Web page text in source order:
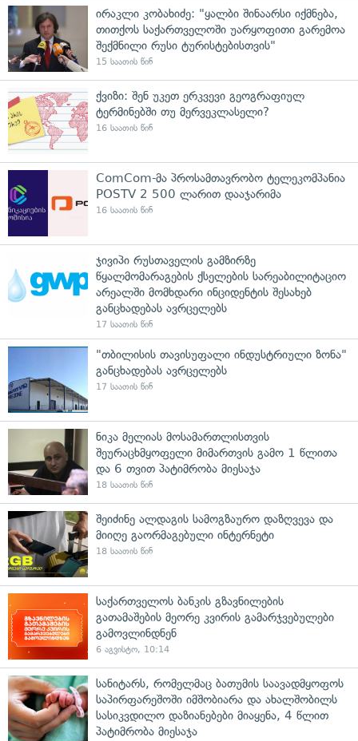
ირაკლი კობახიძე: "ყალბი შინაარსი იქმნება,
თითქოს საქართველოში უარყოფითი გარემოა
შექმნილი რუსი ტურისტებისთვის"
15 საათის წინ
ქვიზი: შენ უკეთ ერკვევი გეოგრაფიულ
ტერმინებში თუ მერვეკლასელი?
16 საათის წინ
ComCom-მა პროსამთავრობო ტელეკომპანია
POSTV 2 500 ლარით დააჯარიმა
16 საათის წინ
ჯივიპი რუსთაველის გამზირზე
წყალმომარაგების ქსელების სარეაბილიტაციო
არეალში მომხდარი ინციდენტის შესახებ
განცხადებას ავრცელებს
17 საათის წინ
"თბილისის თავისუფალი ინდუსტრიული ზონა"
განცხადებას ავრცელებს
17 საათის წინ
ნიკა მელიას მოსამართლისთვის
შეურაცხმყოფელი მიმართვის გამო 1 წლითა
და 6 თვით პატიმრობა მიესაჯა
18 საათის წინ
შეიძინე ალდაგის სამოგზაურო დაზღვევა და
მიიღე გაორმაგებული ინტერნეტი
18 საათის წინ
საქართველოს ბანკის გზავნილების
გათამაშების მეორე კვირის გამარჯვებულები
გამოვლინდნენ
6 აგვისტო, 10:14
სანიტარს, რომელმაც ბათუმის საავადმყოფოს
საპირფარეშოში იმშობიარა და ახალშობილს
სასიკვდილო დაზიანებები მიაყენა, 4 წლით
პატიმრობა მიესაჯა